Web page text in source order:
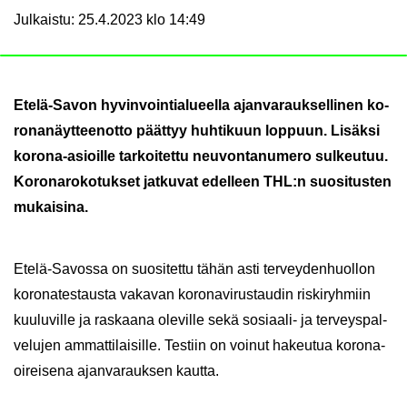
Julkaistu: 25.4.2023 klo 14:49
Etelä-​Savon hy­vin­voin­tia­lu­eel­la ajan­va­rauk­sel­li­nen ko­
ro­na­näyt­teen­ot­to päät­tyy huh­ti­kuun lop­puun. Li­säk­si
korona-​asioille tar­koi­tet­tu neu­von­ta­nu­me­ro sul­keu­tuu.
Ko­ro­na­ro­ko­tuk­set jat­ku­vat edel­leen THL:n suo­si­tus­ten
mu­kai­si­na.
Etelä-​Savossa on suo­si­tet­tu tähän asti ter­vey­den­huol­lon
ko­ro­na­tes­taus­ta va­ka­van ko­ro­na­vi­rus­tau­din ris­ki­ryh­miin
kuu­lu­vil­le ja ras­kaa­na ole­vil­le sekä sosiaali-​ ja ter­veys­pal­
ve­lu­jen am­mat­ti­lai­sil­le. Tes­tiin on voi­nut ha­keu­tua ko­ro­na­
oi­rei­se­na ajan­va­rauk­sen kaut­ta.